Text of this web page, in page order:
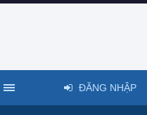
ĐĂNG NHẬP